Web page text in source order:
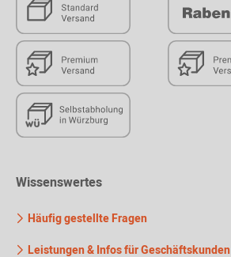
Wissenswertes
Häufig gestellte Fragen
Leistungen & Infos für Geschäftskunden